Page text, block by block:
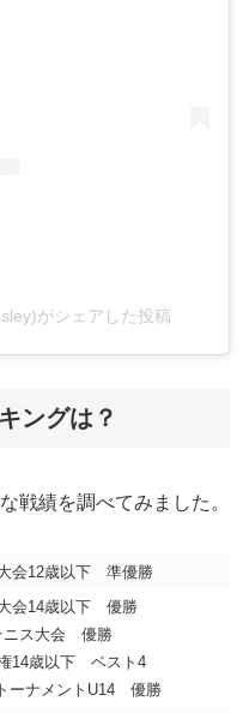
がシェアした投稿
ングは？
戦績を調べてみました。
会12歳以下 準優勝
会14歳以下 優勝
ニス大会 優勝
14歳以下 ベスト4
ーナメントU14 優勝